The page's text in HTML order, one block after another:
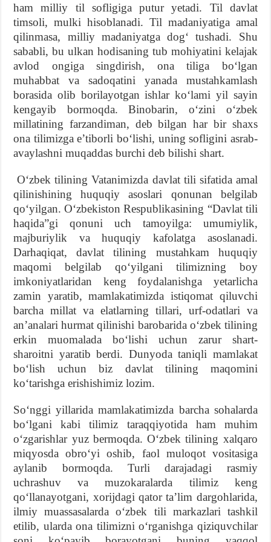
ham milliy til sofligiga putur yetadi. Til davlat
timsoli, mulki hisoblanadi. Til madaniyatiga amal
qilinmasa, milliy madaniyatga dogʻ tushadi. Shu
sababli, bu ulkan hodisaning tub mohiyatini kelajak
avlod ongiga singdirish, ona tiliga boʻlgan
muhabbat va sadoqatini yanada mustahkamlash
borasida olib borilayotgan ishlar koʻlami yil sayin
kengayib bormoqda. Binobarin, oʻzini oʻzbek
millatining farzandiman, deb bilgan har bir shaxs
ona tilimizga eʼtiborli boʻlishi, uning sofligini asrab-
avaylashni muqaddas burchi deb bilishi shart.
Oʻzbek tilining Vatanimizda davlat tili sifatida amal
qilinishining huquqiy asoslari qonunan belgilab
qoʻyilgan. Oʻzbekiston Respublikasining “Davlat tili
haqida”gi qonuni uch tamoyilga: umumiylik,
majburiylik va huquqiy kafolatga asoslanadi.
Darhaqiqat, davlat tilining mustahkam huquqiy
maqomi belgilab qoʻyilgani tilimizning boy
imkoniyatlaridan keng foydalanishga yetarlicha
zamin yaratib, mamlakatimizda istiqomat qiluvchi
barcha millat va elatlarning tillari, urf-odatlari va
anʼanalari hurmat qilinishi barobarida oʻzbek tilining
erkin muomalada boʻlishi uchun zarur shart-
sharoitni yaratib berdi. Dunyoda taniqli mamlakat
boʻlish uchun biz davlat tilining maqomini
koʻtarishga erishishimiz lozim.
Soʻnggi yillarida mamlakatimizda barcha sohalarda
boʻlgani kabi tilimiz taraqqiyotida ham muhim
oʻzgarishlar yuz bermoqda. Oʻzbek tilining xalqaro
miqyosda obroʻyi oshib, faol muloqot vositasiga
aylanib bormoqda. Turli darajadagi rasmiy
uchrashuv va muzokaralarda tilimiz keng
qoʻllanayotgani, xorijdagi qator taʼlim dargohlarida,
ilmiy muassasalarda oʻzbek tili markazlari tashkil
etilib, ularda ona tilimizni oʻrganishga qiziquvchilar